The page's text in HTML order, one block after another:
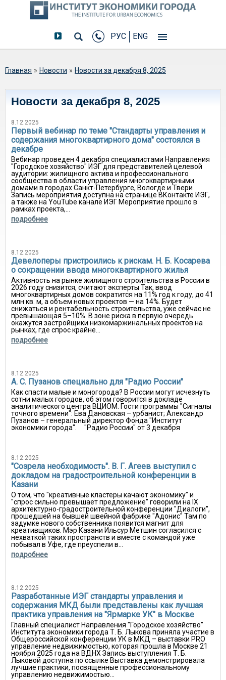
РУС ENG
Вы здесь
Главная » Новости » Новости за декабря 8, 2025
Новости за декабря 8, 2025
8.12.2025
Первый вебинар по теме "Стандарты управления и
содержания многоквартирного дома" состоялся в
декабре
Вебинар проведен 4 декабря специалистами Направления
"Городское хозяйство" ИЭГ для представителей целевой
аудитории: жилищного актива и профессионального
сообщества в области управления многоквартирными
домами в городах Санкт-Петербурге, Вологде и Твери
Запись мероприятия доступна на странице ВКонтакте ИЭГ,
а также на YouTube канале ИЭГ Мероприятие прошло в
рамках проекта,...
подробнее
8.12.2025
Девелоперы пристроились к рискам. Н. Б. Косарева
о сокращении ввода многоквартирного жилья
Активность на рынке жилищного строительства в России в
2026 году снизится, считают эксперты Так, ввод
многоквартирных домов сократится на 11% год к году, до 41
млн кв. м, а объем новых проектов — на 14%. Будет
снижаться и рентабельность строительства, уже сейчас не
превышающая 5–10%. В зоне риска в первую очередь
окажутся застройщики низкомаржинальных проектов на
рынках, где спрос крайне...
подробнее
8.12.2025
А. С. Пузанов специально для "Радио России"
Как спасти малые и моногорода? В России могут исчезнуть
сотни малых городов, об этом говорится в докладе
аналитического центра ВЦИОМ. Гости программы "Сигналы
точного времени": Ева Дановская – урбанист; Александр
Пузанов – генеральный директор Фонда "Институт
экономики города". "Радио России" от 3 декабря
8.12.2025
"Созрела необходимость". В. Г. Агеев выступил с
докладом на градостроительной конференции в
Казани
О том, что "креативные кластеры качают экономику" и
"спрос сильно превышает предложение" говорили на IX
архитектурно-градостроительной конференции "Диалоги",
прошедшей на бывшей швейной фабрике "Адонис" Там по
задумке нового собственника появится магнит для
креативщиков. Мэр Казани Ильсур Метшин согласился с
нехваткой таких пространств и вместе с командой уже
побывал в Уфе, где преуспели в...
подробнее
8.12.2025
Разработанные ИЭГ стандарты управления и
содержания МКД были представлены как лучшая
практика управления на "Ярмарке УК" в Москве
Главный специалист Направления "Городское хозяйство"
Института экономики города Т. Б. Лыкова приняла участие в
Общероссийской конференции УК в МКД – выставки PRO
управление недвижимостью, которая прошла в Москве 21
ноября 2025 года на ВДНХ Запись выступления Т. Б.
Лыковой доступна по ссылке Выставка демонстрировала
лучшие практики, посвященные профессиональному
управлению недвижимостью...